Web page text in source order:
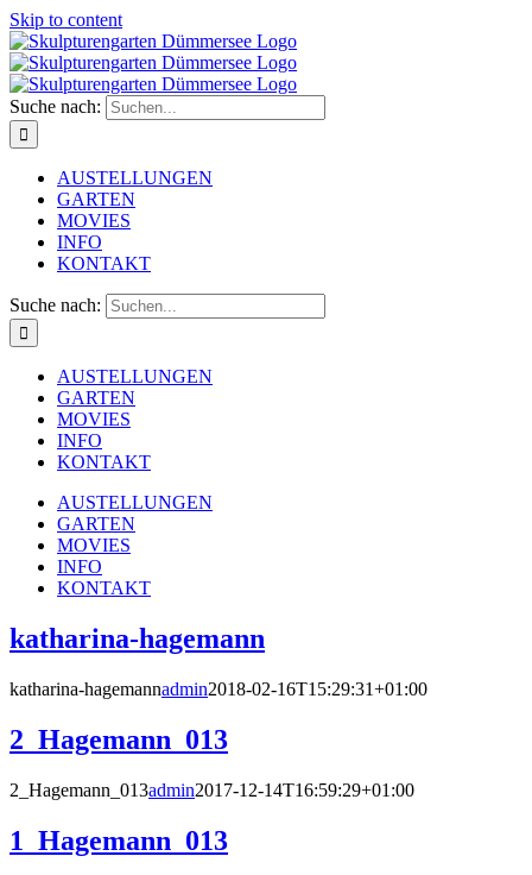
Skip to content
Suche nach:
AUSTELLUNGEN
GARTEN
MOVIES
INFO
KONTAKT
Suche nach:
AUSTELLUNGEN
GARTEN
MOVIES
INFO
KONTAKT
AUSTELLUNGEN
GARTEN
MOVIES
INFO
KONTAKT
katharina-hagemann
katharina-hagemannadmin2018-02-16T15:29:31+01:00
2_Hagemann_013
2_Hagemann_013admin2017-12-14T16:59:29+01:00
1_Hagemann_013